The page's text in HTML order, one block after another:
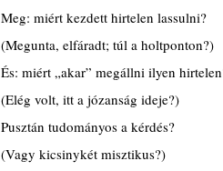
Meg: miért kezdett hirtelen lassulni?
(Megunta, elfáradt; túl a holtponton?)
És: miért „akar” megállni ilyen
(Elég volt, itt a józanság ideje?)
Pusztán tudományos a kérdés?
(Vagy kicsinykét misztikus?)